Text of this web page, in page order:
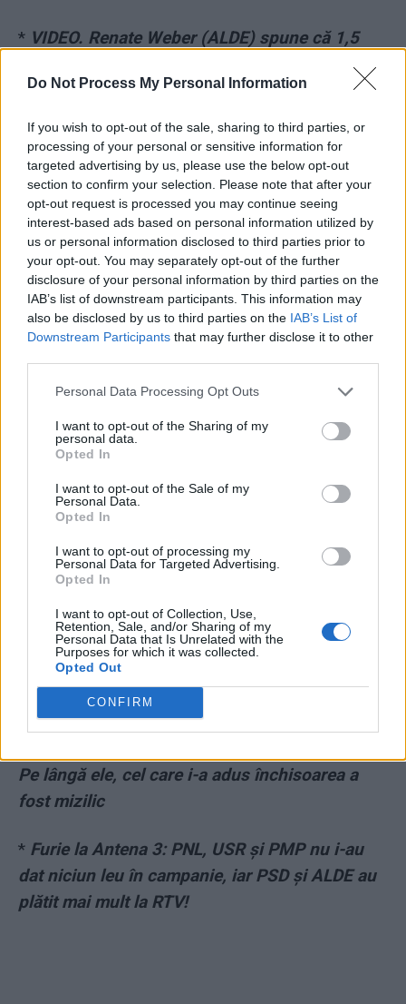
Do Not Process My Personal Information
If you wish to opt-out of the sale, sharing to third parties, or
processing of your personal or sensitive information for
targeted advertising by us, please use the below opt-out
section to confirm your selection. Please note that after your
opt-out request is processed you may continue seeing
interest-based ads based on personal information utilized by
us or personal information disclosed to third parties prior to
your opt-out. You may separately opt-out of the further
disclosure of your personal information by third parties on the
IAB’s list of downstream participants. This information may
also be disclosed by us to third parties on the IAB’s List of
Downstream Participants that may further disclose it to other
Personal Data Processing Opt Outs
I want to opt-out of the Sharing of my
personal data.
Opted In
I want to opt-out of the Sale of my
Personal Data.
Opted In
I want to opt-out of processing my
Personal Data for Targeted Advertising.
Opted In
I want to opt-out of Collection, Use,
Retention, Sale, and/or Sharing of my
Personal Data that Is Unrelated with the
Purposes for which it was collected.
Opted Out
CONFIRM
* VIDEO. Renate Weber (ALDE) spune că 1,5
suplimentare, de fapt nici n-au existat!
ad
„Când s-a dat sentința la Dragnea, toată
România în finala Campionatului Mondial”
Carmen Dan încă nu și-a revenit din șocul
arestării lui Dragnea. Zice că-l va vizita la
Surpriza PLUS care a înfuriat USR. Sondajul
care-l dă pe Cioloș peste Barna nu a fost
comandat de Alianța USR-PLUS!
Pe lângă ele, cel care i-a adus închisoarea a
fost mizilic
* Furie la Antena 3: PNL, USR și PMP nu i-au
dat niciun leu în campanie, iar PSD și ALDE au
plătit mai mult la RTV!